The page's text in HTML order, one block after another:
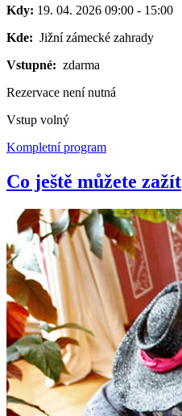
Kdy: 19. 04. 2026 09:00 - 15:00
Kde: Jižní zámecké zahrady
Vstupné: zdarma
Rezervace není nutná
Vstup volný
Kompletní program
Co ještě můžete zažít